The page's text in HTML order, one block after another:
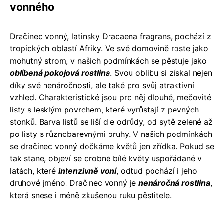
vonného
Dračinec vonný, latinsky Dracaena fragrans, pochází z
tropických oblastí Afriky. Ve své domovině roste jako
mohutný strom, v našich podmínkách se pěstuje jako
oblíbená pokojová rostlina. Svou oblibu si získal nejen
díky své nenáročnosti, ale také pro svůj atraktivní
vzhled. Charakteristické jsou pro něj dlouhé, mečovité
listy s lesklým povrchem, které vyrůstají z pevných
stonků. Barva listů se liší dle odrůdy, od sytě zelené až
po listy s různobarevnými pruhy. V našich podmínkách
se dračinec vonný dočkáme květů jen zřídka. Pokud se
tak stane, objeví se drobné bílé květy uspořádané v
latách, které intenzivně voní, odtud pochází i jeho
druhové jméno. Dračinec vonný je nenáročná rostlina,
která snese i méně zkušenou ruku pěstitele.